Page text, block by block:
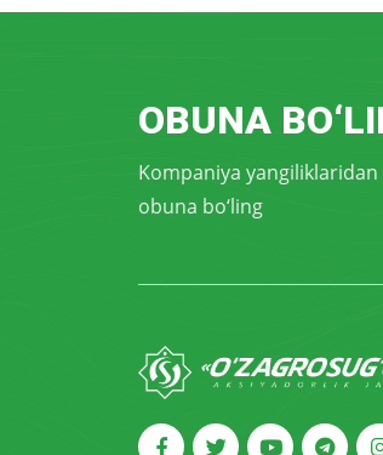
OBUNA
Kompaniya
obuna bo‘ling